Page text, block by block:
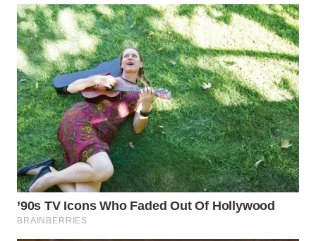
WN
DAIRI
WN
DANAU
TOBA
WN
NIAS
WN
LANGKAT